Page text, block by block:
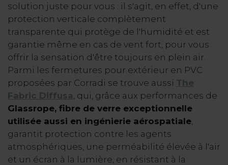
solution juste pour vous : il s'agit, en effet, d'une
protection verticale complètement
transparente qui protège de l'humidité et est
garantie même en cas de vent fort, pour vous
offrir la sensation d'être toujours en plein air.
Parmi les fermetures pour extérieur en PVC
proposées par Corradi se trouve aussi The
Fabric Diffusa , qui, grâce aux performances de
Glassrope, fibre de verre exceptionnelle
utilisée aussi en ingénierie aérospatiale
garantit protection contre les agents
atmosphériques, une perméabilité élevée à l'air
et un écran à la lumière, en résistant à la